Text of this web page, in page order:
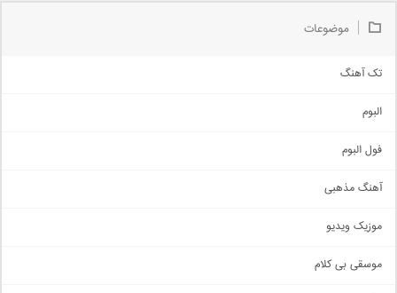
موضوعات
تک آهنگ
اجتماعی
حماسی
سنتی
اهنگ بندرعباسی
البوم
فول البوم
آهنگ مذهبی
موزیک ویدیو
موسقی بی کلام